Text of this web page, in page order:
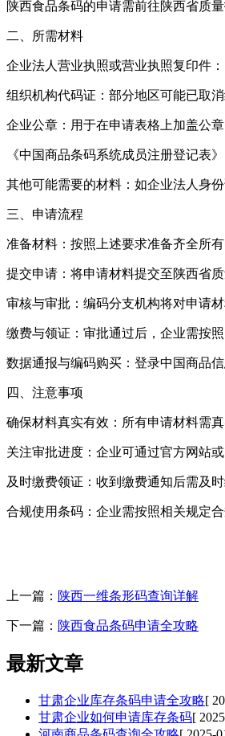
陕西食品条码的申请需前往陕西省质
二、所需材料
企业法人营业执照或营业执照复印件‌：
组织机构代码证‌：部分地区可能已取
企业公章‌：用于在申请表格上加盖公章
《中国商品条码系统成员注册登记表
其他可能需要的材料‌：如企业法人身
三、申请流程
准备材料‌：按照上述要求准备齐全所有
提交申请‌：将申请材料提交至陕西省
审核与审批‌：编码分支机构将对申请
缴费与领证‌：审批通过后，企业需按
数据通报与编码购买‌：登录中国商品
四、注意事项
确保材料真实有效‌：所有申请材料需
关注审批进度‌：企业可通过官方网站
及时缴费领证‌：收到缴费通知后需及
合规使用条码‌：企业需按照相关规定
上一篇： 陕西一维条形码查询详解
下一篇： 陕西食品条码申请全攻略
最新文章
甘肃企业库存条码申请全攻略[
甘肃企业如何申请库存条码[